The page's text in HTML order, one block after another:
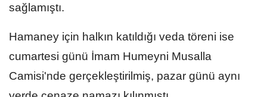
sağlamıştı.
Hamaney için halkın katıldığı veda töreni ise
cumartesi günü İmam Humeyni Musalla
Camisi'nde gerçekleştirilmiş, pazar günü aynı